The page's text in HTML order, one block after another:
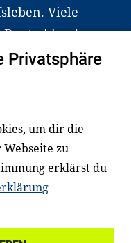
Viele
dabei.
wir eng
Privatsphäre
um dir die
zu
erklärst du